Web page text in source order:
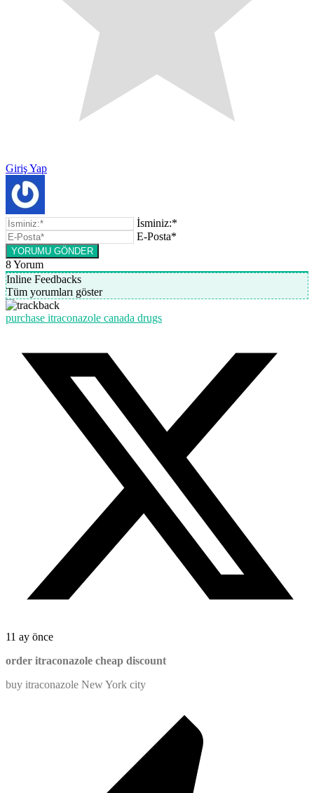
Giriş Yap
İsminiz:*
E-Posta*
8Yorum
Inline Feedbacks
Tüm yorumları göster
purchase itraconazole canada drugs
11 ay önce
order itraconazole cheap discount
buy itraconazole New York city